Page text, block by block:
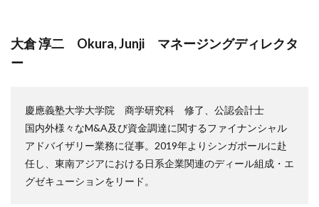
大倉 淳二 Okura, Junji マネージングディレクタ
ー
慶應義塾大学大学院 商学研究科 修了、公認会計士
国内外様々なM&A及び資金調達に関するファイナンシャル
アドバイザリー業務に従事。2019年よりシンガポールに赴
任し、東南アジアにおける日系企業関連のディール組成・エ
グゼキューションをリード。